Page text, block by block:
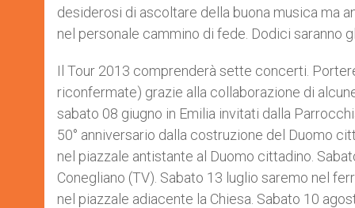
desiderosi di ascoltare della buona musica ma
nel personale cammino di fede. Dodici saranno
Il Tour 2013 comprenderà sette concerti.
riconfermate) grazie alla collaborazione di
sabato 08 giugno in Emilia invitati dalla
50° anniversario dalla costruzione del Duomo
nel piazzale antistante al Duomo cittadino.
Conegliano (TV). Sabato 13 luglio saremo nel
nel piazzale adiacente la Chiesa. Sabato 10